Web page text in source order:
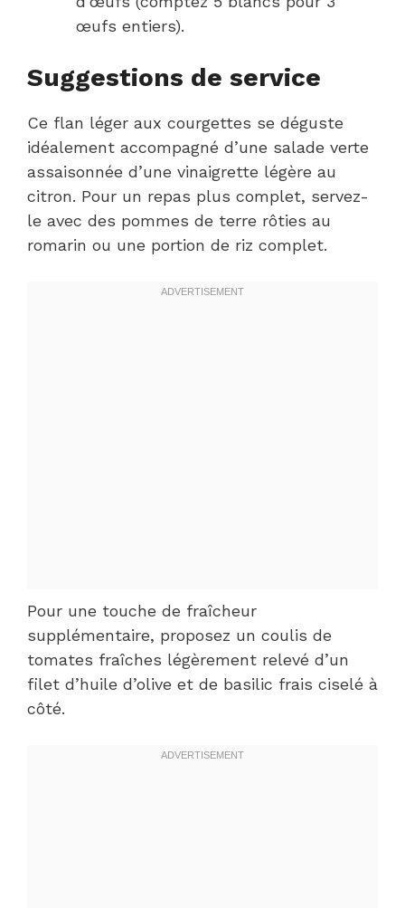
œufs entiers).
Suggestions de service
Ce flan léger aux courgettes se déguste
idéalement accompagné d’une salade verte
assaisonnée d’une vinaigrette légère au
citron. Pour un repas plus complet, servez-
le avec des pommes de terre rôties au
romarin ou une portion de riz complet.
Pour une touche de fraîcheur
supplémentaire, proposez un coulis de
tomates fraîches légèrement relevé d’un
filet d’huile d’olive et de basilic frais ciselé à
côté.